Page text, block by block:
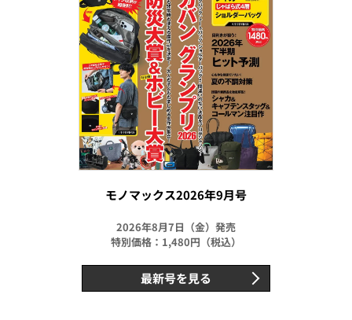
モノマックス2026年9月号
2026年8月7日（金）発売
特別価格：1,480円（税込）
最新号を見る